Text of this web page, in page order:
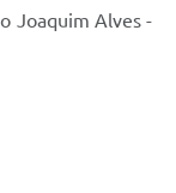
Joaquim Alves -